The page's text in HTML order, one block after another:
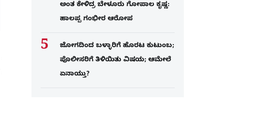
ಅಂತ ಕೇಳಿದ್ರ ಬೇಳೂರು ಗೋಪಾಲ ಕೃಷ್ಣ:
ಹಾಲಪ್ಪ ಗಂಭೀರ ಆರೋಪ
ಜೋಗದಿಂದ ಬಳ್ಳಾರಿಗೆ ಹೊರಟ ಕುಟುಂಬ;
ಪೊಲೀಸರಿಗೆ ತಿಳಿಯಿತು ವಿಷಯ; ಆಮೇಲೆ
ಏನಾಯ್ತು?